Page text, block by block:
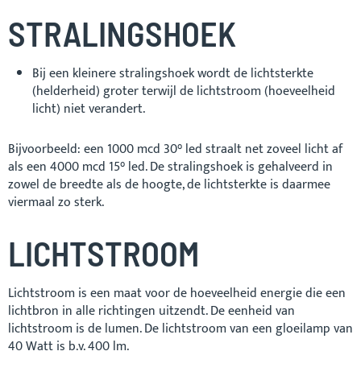
STRALINGSHOEK
Bij een kleinere stralingshoek wordt de lichtsterkte
(helderheid) groter terwijl de lichtstroom (hoeveelheid
licht) niet verandert.
Bijvoorbeeld: een 1000 mcd 30° led straalt net zoveel licht af
als een 4000 mcd 15° led. De stralingshoek is gehalveerd in
zowel de breedte als de hoogte, de lichtsterkte is daarmee
viermaal zo sterk.
LICHTSTROOM
Lichtstroom is een maat voor de hoeveelheid energie die een
lichtbron in alle richtingen uitzendt. De eenheid van
lichtstroom is de lumen. De lichtstroom van een gloeilamp van
40 Watt is b.v. 400 lm.